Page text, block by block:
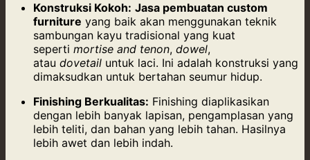
Konstruksi Kokoh: Jasa pembuatan custom
furniture yang baik akan menggunakan teknik
sambungan kayu tradisional yang kuat
seperti mortise and tenon, dowel,
atau dovetail untuk laci. Ini adalah konstruksi yang
dimaksudkan untuk bertahan seumur hidup.
Finishing Berkualitas: Finishing diaplikasikan
dengan lebih banyak lapisan, pengamplasan yang
lebih teliti, dan bahan yang lebih tahan. Hasilnya
lebih awet dan lebih indah.